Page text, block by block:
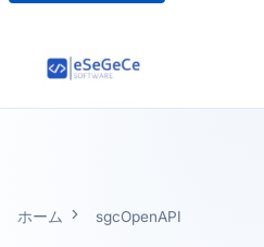
ホーム sgcOpenAPI